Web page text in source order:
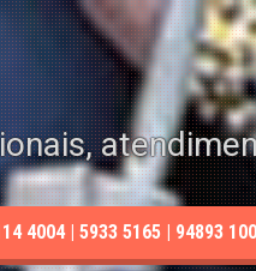
4004 | 5933 5165 | 94893